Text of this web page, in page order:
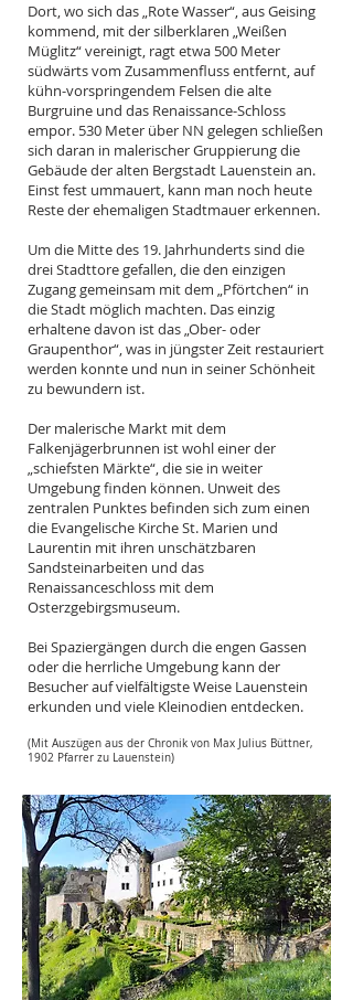
Dort, wo sich das „Rote Wasser“, aus Geising
kommend, mit der silberklaren „Weißen
Müglitz“ vereinigt, ragt etwa 500 Meter
südwärts vom Zusammenfluss entfernt, auf
kühn-vorspringendem Felsen die alte
Burgruine und das Renaissance-Schloss
empor. 530 Meter über NN gelegen schließen
sich daran in malerischer Gruppierung die
Gebäude der alten Bergstadt Lauenstein an.
Einst fest ummauert, kann man noch heute
Reste der ehemaligen Stadtmauer erkennen.
Um die Mitte des 19. Jahrhunderts sind die
drei Stadttore gefallen, die den einzigen
Zugang gemeinsam mit dem „Pförtchen“ in
die Stadt möglich machten. Das einzig
erhaltene davon ist das „Ober- oder
Graupenthor“, was in jüngster Zeit restauriert
werden konnte und nun in seiner Schönheit
zu bewundern ist.
Der malerische Markt mit dem
Falkenjägerbrunnen ist wohl einer der
„schiefsten Märkte“, die sie in weiter
Umgebung finden können. Unweit des
zentralen Punktes befinden sich zum einen
die Evangelische Kirche St. Marien und
Laurentin mit ihren unschätzbaren
Sandsteinarbeiten und das
Renaissanceschloss mit dem
Osterzgebirgsmuseum.
Bei Spaziergängen durch die engen Gassen
oder die herrliche Umgebung kann der
Besucher auf vielfältigste Weise Lauenstein
erkunden und viele Kleinodien entdecken.
(Mit Auszügen aus der Chronik von Max Julius Büttner,
1902 Pfarrer zu Lauenstein)